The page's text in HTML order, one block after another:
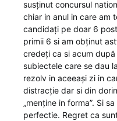
susținut concursul
chiar in anul in care am
candidați pe doar 6
primii 6 si am obținut
credeți ca si acum
subiectele care se dau
rezolv in aceeași zi in
distracție dar si din
„menține in forma”. Si
perfectie. Regret ca